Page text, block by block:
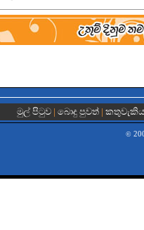
මුල් පිටුව | බොදු පුවත්| කතුවැකිය
©